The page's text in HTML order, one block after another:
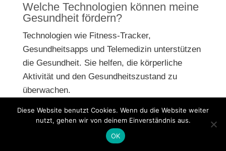
Welche Technologien können meine
Gesundheit fördern?
Technologien wie Fitness-Tracker,
Gesundheitsapps und Telemedizin unterstützen
die Gesundheit. Sie helfen, die körperliche
Aktivität und den Gesundheitszustand zu
überwachen.
Warum sind regelmäßige
Gesundheitschecks wichtig?
Gesundheitschecks helfen, Probleme frühzeitig
Diese Website benutzt Cookies. Wenn du die Website weiter
nutzt, gehen wir von deinem Einverständnis aus.
OK